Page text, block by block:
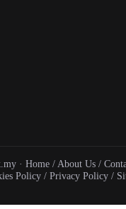
· Home / About Us /
Policy / Privacy Policy /